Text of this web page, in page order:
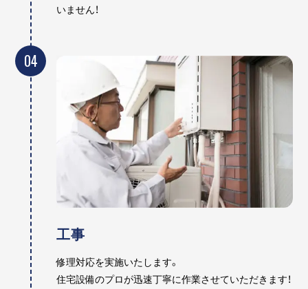
いません！
04
工事
修理対応を実施いたします。
住宅設備のプロが迅速丁寧に作業させていただきます！